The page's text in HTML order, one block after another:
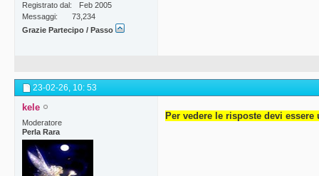
Registrato dal
Feb 2005
Messaggi
73,234
Grazie Partecipo / Passo
23-02-26, 10: 53
kele
Moderatore
Perla Rara
Per vedere le risposte devi